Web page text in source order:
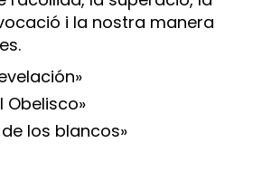
i la nostra manera
Obelisco»
los blancos»